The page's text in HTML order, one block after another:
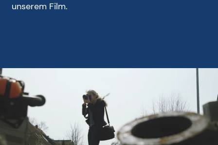
unserem Film.